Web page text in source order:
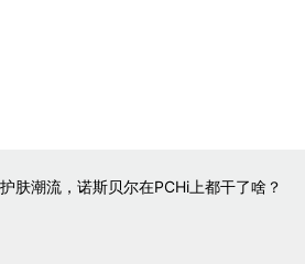
肤潮流，诺斯贝尔在PCHi上都干了啥？